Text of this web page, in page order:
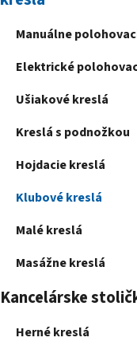
Manuálne
Elektrické
Ušiakové kreslá
Kreslá s podnožkou
Hojdacie kreslá
Klubové kreslá
Malé kreslá
Masážne kreslá
Kancelárske
Herné kreslá